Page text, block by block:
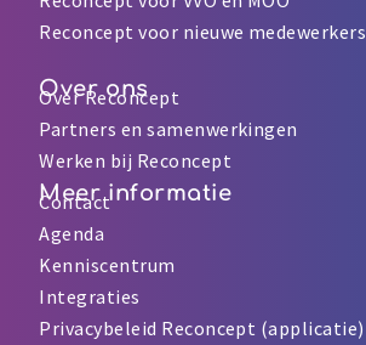
Reconcept voor nieuwe medewerkers
Over ons
Over Reconcept
Partners en samenwerkingen
Werken bij Reconcept
Meer informatie
Contact
Agenda
Kenniscentrum
Integraties
Privacybeleid Reconcept (applicatie)